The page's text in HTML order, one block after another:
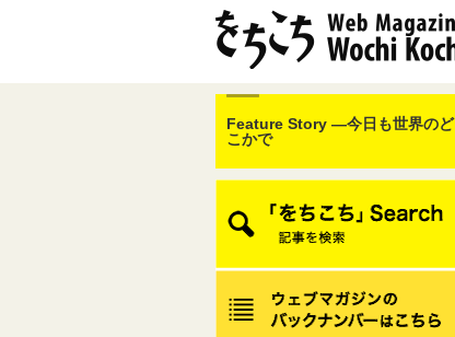
Feature Story ―今日も世界のど
こかで